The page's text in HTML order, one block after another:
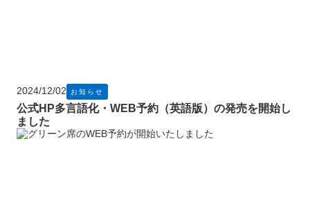
2024/12/02 お知らせ
公式HP多言語化・WEB予約（英語版）の発売を開始し
ました